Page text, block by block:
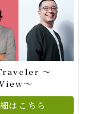
～
～
はこちら